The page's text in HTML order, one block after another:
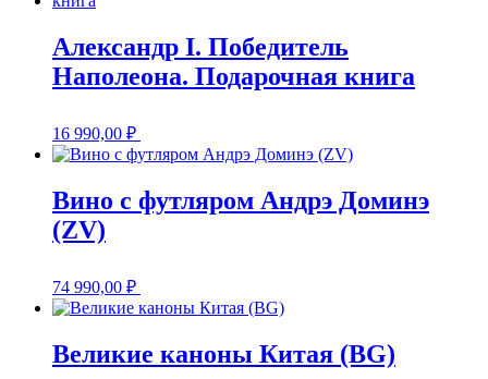
Александр I. Победитель
Наполеона. Подарочная книга
16 990,00 ₽
Вино с футляром Андрэ Доминэ
(ZV)
74 990,00 ₽
Великие каноны Китая (BG)